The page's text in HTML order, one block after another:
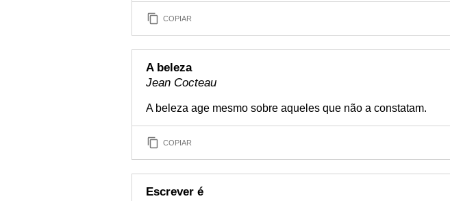
COPIAR
A beleza
Jean Cocteau
A beleza age mesmo sobre aqueles que não a constatam.
COPIAR
Escrever é